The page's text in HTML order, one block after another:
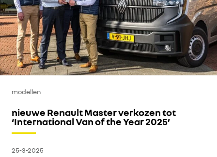
modellen
nieuwe Renault Master verkozen tot
‘International Van of the Year 2025’
25-3-2025